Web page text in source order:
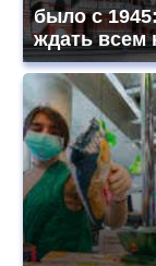
было с
ждать всем